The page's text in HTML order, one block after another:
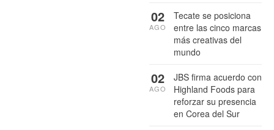
Tecate se posiciona
entre las cinco marcas
más creativas del
mundo
02
AGO
JBS firma acuerdo con
Highland Foods para
reforzar su presencia
en Corea del Sur
02
AGO